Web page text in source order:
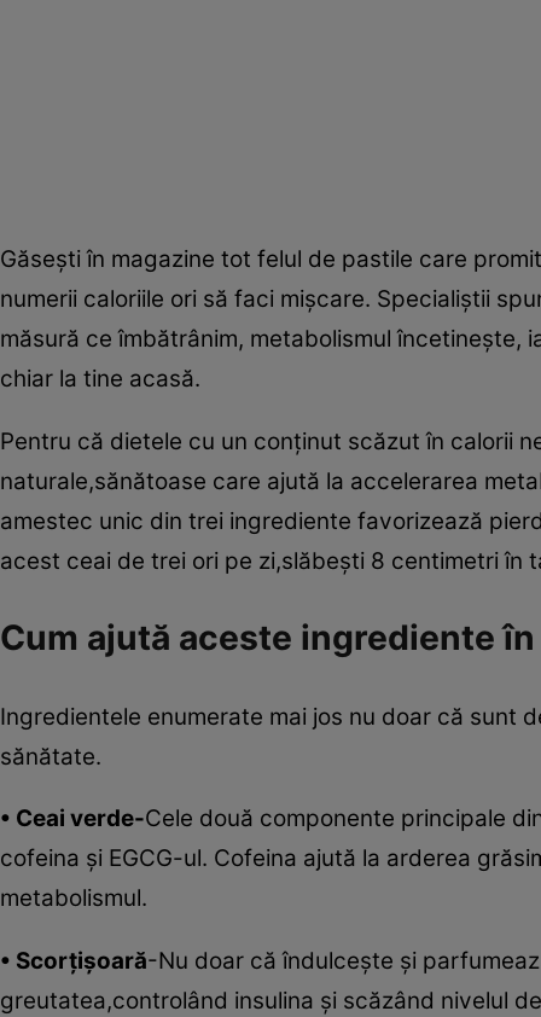
Găseşti în magazine tot felul de pastile care
numerii caloriile ori să faci mişcare. Specialiştii
măsură ce îmbătrânim, metabolismul
chiar la tine acasă.
Pentru că dietele cu un conţinut scăzut în calorii
naturale,sănătoase care ajută la accelerarea
amestec unic din trei ingrediente favorizează
acest ceai de trei ori pe zi,slăbeşti 8 centimetri în
Cum ajută aceste ingrediente
Ingredientele enumerate mai jos nu doar că sunt
sănătate.
• Ceai verde-Cele două componente principale
cofeina şi EGCG-ul. Cofeina ajută la arderea
metabolismul.
• Scorţişoară-Nu doar că îndulceşte şi
greutatea,controlând insulina şi scăzând nivelul